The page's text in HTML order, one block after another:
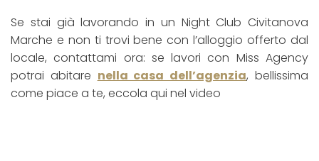
Se stai già lavorando in un Night Club Civitanova
Marche e non ti trovi bene con l’alloggio offerto dal
locale, contattami ora: se lavori con Miss Agency
potrai abitare nella casa dell’agenzia, bellissima
come piace a te, eccola qui nel video